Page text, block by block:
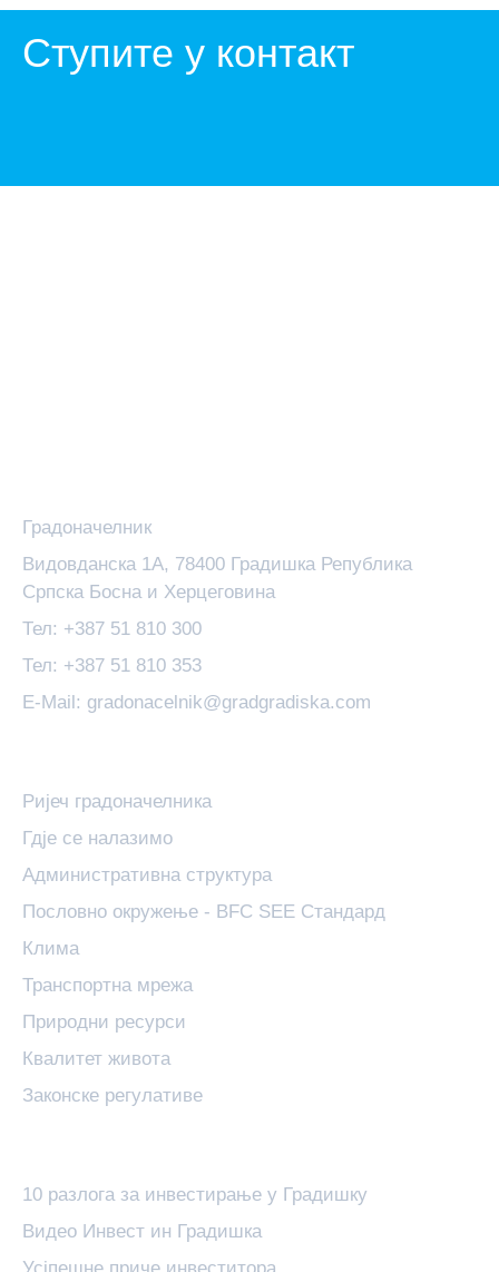
Ступите у контакт
Градоначелник
Видовданска 1А, 78400 Градишка Република
Српска Босна и Херцеговина
Тел: +387 51 810 300
Тел: +387 51 810 353
E-Mail: gradonacelnik@gradgradiska.com
Ријеч градоначелника
Гдје се налазимо
Административна структура
Пословно окружење - BFC SEE Стандард
Клима
Транспортна мрежа
Природни ресурси
Квалитет живота
Законске регулативе
10 разлога за инвестирање у Градишку
Видео Инвест ин Градишка